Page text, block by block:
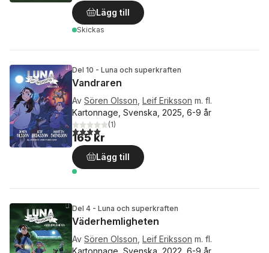
Lägg till
Skickas
Del 10 - Luna och superkraften
Vandraren
Av Sören Olsson Leif Eriksson m. fl.
Kartonnage, Svenska, 2025, 6-9 år
4,0utav 5 stjärnor. Totalt antal röster:
(1)
165 kr
Lägg till
Del 4 - Luna och superkraften
Väderhemligheten
Av Sören Olsson Leif Eriksson m. fl.
Kartonnage, Svenska, 2022, 6-9 år